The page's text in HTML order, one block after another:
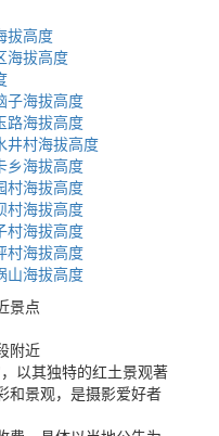
拔高度
海拔高度
子海拔高度
路海拔高度
井村海拔高度
乡海拔高度
村海拔高度
村海拔高度
村海拔高度
村海拔高度
山海拔高度
景点
附近
以其独特的红土景观著
和景观，是摄影爱好者